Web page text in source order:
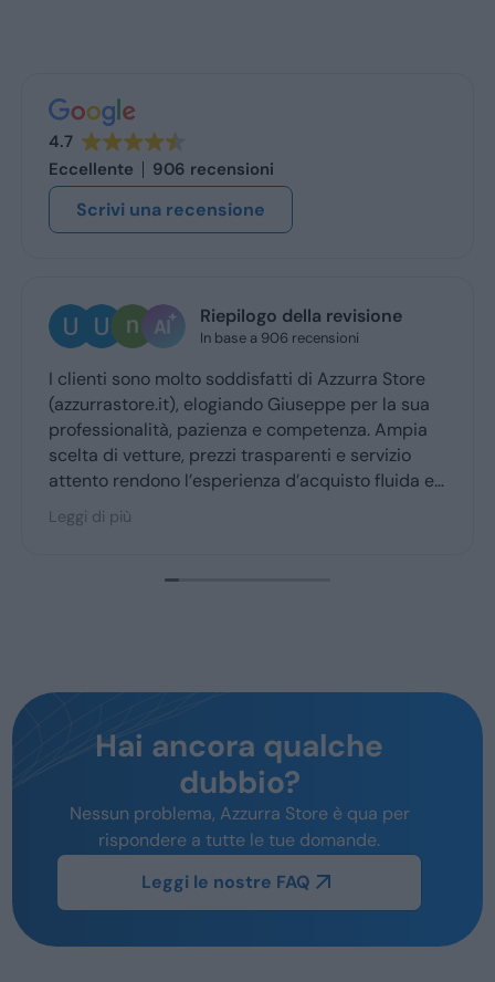
4.7
Eccellente
906 recensioni
Scrivi una recensione
Riepilogo della revisione
In base a 906 recensioni
molto soddisfatti di Azzurra Store
elogiando Giuseppe per la sua
pazienza e competenza. Ampia
prezzi trasparenti e servizio
l’esperienza d’acquisto fluida e
la maggior parte degli utenti.
Ottima
Giuseppe mi
ritiro a quello
Hai ancora qualche
dubbio?
Nessun problema, Azzurra Store è qua per
rispondere a tutte le tue domande.
Leggi le nostre FAQ